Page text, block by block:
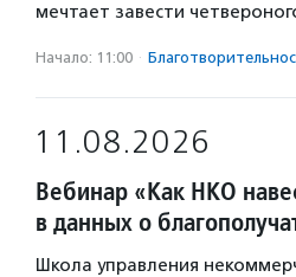
мечтает завести
Начало: 11:00 ·
11.08.2026
Вебинар «Как НКО
в данных о
Школа управления